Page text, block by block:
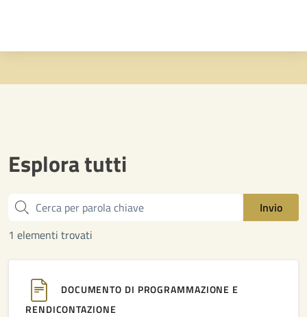
Esplora tutti
Cerca
Invio
1 elementi trovati
DOCUMENTO DI PROGRAMMAZIONE E
RENDICONTAZIONE